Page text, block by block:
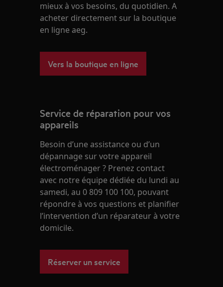
mieux à vos besoins, du quotidien. A
acheter directement sur la boutique
en ligne aeg.
Vers la boutique en ligne
Service de réparation pour vos
appareils
Besoin d’une assistance ou d’un
dépannage sur votre appareil
électroménager ? Prenez contact
avec notre équipe dédiée du lundi au
samedi, au 0 809 100 100, pouvant
répondre à vos questions et planifier
l’intervention d’un réparateur à votre
domicile.
Réserver un service